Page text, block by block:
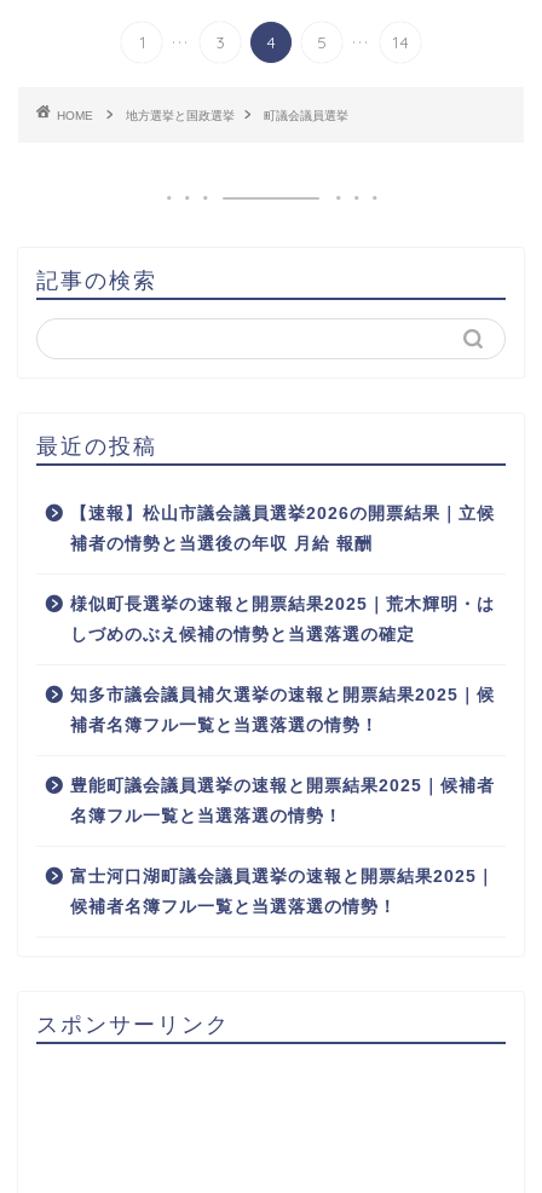
1 ... 3 4 5 ... 14
HOME 地方選挙と国政選挙 町議会議員選挙
記事の検索
最近の投稿
【速報】松山市議会議員選挙2026の開票結果｜立候
補者の情勢と当選後の年収 月給 報酬
様似町長選挙の速報と開票結果2025｜荒木輝明・は
しづめのぶえ候補の情勢と当選落選の確定
知多市議会議員補欠選挙の速報と開票結果2025｜候
補者名簿フル一覧と当選落選の情勢！
豊能町議会議員選挙の速報と開票結果2025｜候補者
名簿フル一覧と当選落選の情勢！
富士河口湖町議会議員選挙の速報と開票結果2025｜
候補者名簿フル一覧と当選落選の情勢！
スポンサーリンク